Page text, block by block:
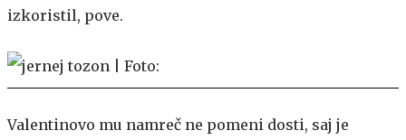
izkoristil, pove.
Valentinovo mu namreč ne pomeni dosti, saj je